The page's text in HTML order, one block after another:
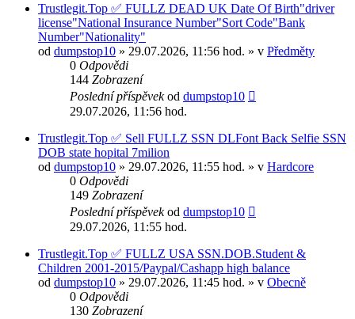
Trustlegit.Top ✅ FULLZ DEAD UK Date Of Birth"driver
license"National Insurance Number"Sort Code"Bank
Number"Nationality"
od dumpstop10 » 29.07.2026, 11:56 hod. » v Předměty
0 Odpovědi
144 Zobrazení
Poslední příspěvekod dumpstop10
29.07.2026, 11:56 hod.
Trustlegit.Top ✅ Sell FULLZ SSN DLFont Back Selfie SSN
DOB state hopital 7milion
od dumpstop10 » 29.07.2026, 11:55 hod. » v Hardcore
0 Odpovědi
149 Zobrazení
Poslední příspěvekod dumpstop10
29.07.2026, 11:55 hod.
Trustlegit.Top ✅ FULLZ USA SSN.DOB.Student &
Сhildren 2001-2015/Paypal/Cashapp high balance
od dumpstop10 » 29.07.2026, 11:45 hod. » v Obecně
0 Odpovědi
130 Zobrazení